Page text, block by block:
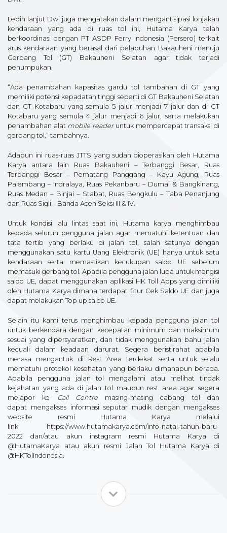
Lebih lanjut Dwi juga mengatakan dalam mengantisipasi lonjakan
kendaraan yang ada di ruas tol ini, Hutama Karya telah
berkoordinasi dengan PT ASDP Ferry Indonesia (Persero) terkait
arus kendaraan yang berasal dari pelabuhan Bakauheni menuju
Gerbang Tol (GT) Bakauheni Selatan agar tidak terjadi
penumpukan.
“Ada penambahan kapasitas gardu tol tambahan di GT yang
memiliki potensi kepadatan tinggi seperti di GT Bakauheni Selatan
dan GT Kotabaru yang semula 5 jalur menjadi 7 jalur dan di GT
Kotabaru yang semula 4 jalur menjadi 6 jalur, serta melakukan
penambahan alat mobile readeruntuk mempercepat transaksi di
gerbang tol,” tambahnya.
Adapun ini ruas-ruas JTTS yang sudah dioperasikan oleh Hutama
Karya antara lain Ruas Bakauheni – Terbanggi Besar, Ruas
Terbanggi Besar – Pematang Panggang – Kayu Agung, Ruas
Palembang – Indralaya, Ruas Pekanbaru – Dumai & Bangkinang,
Ruas Medan – Binjai – Stabat, Ruas Bengkulu – Taba Penanjung
dan Ruas Sigli – Banda Aceh Seksi III & IV.
Untuk kondisi lalu lintas saat ini, Hutama karya menghimbau
kepada seluruh pengguna jalan agar mematuhi ketentuan dan
tata tertib yang berlaku di jalan tol, salah satunya dengan
menggunakan satu kartu Uang Elektronik (UE) hanya untuk satu
kendaraan serta memastikan kecukupan saldo UE sebelum
memasuki gerbang tol. Apabila pengguna jalan lupa untuk mengisi
saldo UE, dapat menggunakan aplikasi HK Toll Apps yang dimiliki
oleh Hutama Karya dimana terdapat fitur Cek Saldo UE dan juga
dapat melakukan Top up saldo UE.
Selain itu kami terus menghimbau kepada pengguna jalan tol
untuk berkendara dengan kecepatan minimum dan maksimum
sesuai yang dipersyaratkan, dan tidak menggunakan bahu jalan
kecuali dalam keadaan darurat. Segera beristirahat apabila
merasa mengantuk di Rest Area terdekat serta untuk selalu
mematuhi protokol kesehatan yang berlaku dimanapun berada.
Apabila pengguna jalan tol mengalami atau melihat tindak
kejahatan yang ada di jalan tol maupun rest area agar segera
melapor ke Call Centre masing-masing cabang tol dan
dapat mengakses informasi seputar mudik dengan mengakses
website resmi Hutama Karya melalui
link https://www.hutamakarya.com/info-natal-tahun-baru-
2022 dan/atau akun instagram resmi Hutama Karya di
@HutamaKarya atau akun resmi Jalan Tol Hutama Karya di
@HKTolIndonesia.